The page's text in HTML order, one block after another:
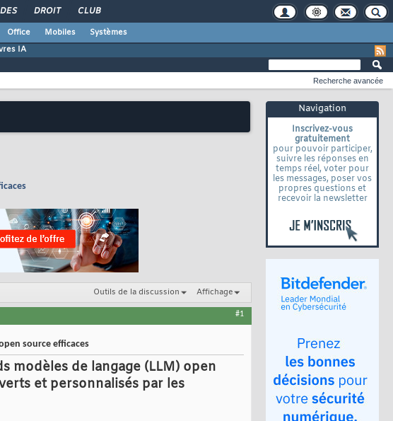
DROIT CLUB
Office Mobiles
Systèmes
IA
Navigation
Inscrivez-vous
gratuitement
pour pouvoir participer,
suivre les réponses en
temps réel, voter pour
les messages, poser vos
propres questions et
recevoir la newsletter
Recherche avancée
Outils de la discussion Affichage
#1
source efficaces
modèles de langage (LLM) open
et personnalisés par les